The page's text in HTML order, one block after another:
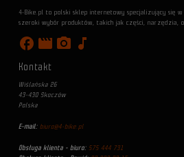
4-Bike.pl to polski sklep internetowy specjalizujący się
szeroki wybór produktów, takich jak części, narzędzia,
facebook movie photo_camera music_note
Kontakt
Wiślańska 26
43-430 Skoczów
Polska
E-mail: biuro@4-bike.pl
Obsługa klienta - biuro: 575 444 731